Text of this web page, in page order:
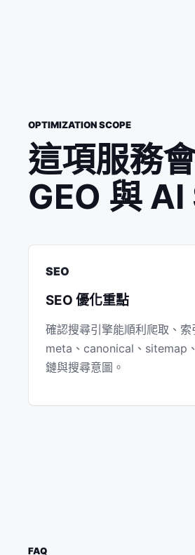
OPTIMIZATION SCOPE
這項服務
GEO 與 AI
SEO
SEO 優化重點
確認搜尋引擎能順利爬取、
meta、canonical、sitemap
鏈與搜尋意圖。
FAQ